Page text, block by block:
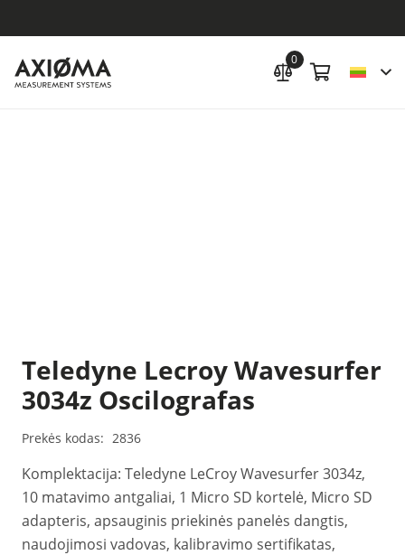
0
Teledyne Lecroy Wavesurfer
3034z Oscilografas
Prekės kodas: 2836
Komplektacija: Teledyne LeCroy Wavesurfer 3034z,
10 matavimo antgaliai, 1 Micro SD kortelė, Micro SD
adapteris, apsauginis priekinės panelės dangtis,
naudojimosi vadovas, kalibravimo sertifikatas,